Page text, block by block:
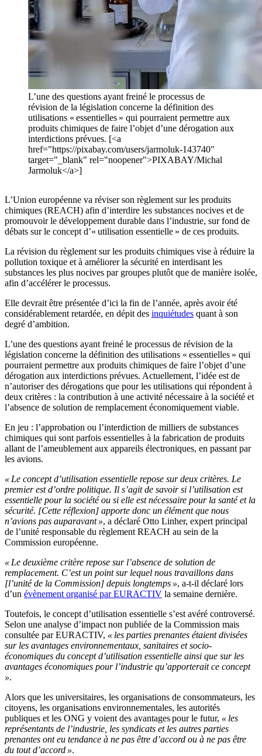
L’une des questions ayant freiné le processus de
révision de la législation concerne la définition des
utilisations « essentielles » qui pourraient permettre aux
produits chimiques de faire l’objet d’une dérogation aux
interdictions prévues. [<a
href="https://pixabay.com/users/jarmoluk-143740"
target="_blank" rel="noopener">PIXABAY/Michal
Jarmoluk</a>]
L’Union européenne va réviser son règlement sur les produits
chimiques (REACH) afin d’interdire les substances nocives et de
promouvoir le développement durable dans l’industrie, sur fond de
débats sur le concept d’« utilisation essentielle » de ces produits.
La révision du règlement sur les produits chimiques vise à réduire la
pollution toxique et à améliorer la sécurité en interdisant les
substances les plus nocives par groupes plutôt que de manière isolée,
afin d’accélérer le processus.
Elle devrait être présentée d’ici la fin de l’année, après avoir été
considérablement retardée, en dépit des inquiétudes quant à son
degré d’ambition.
L’une des questions ayant freiné le processus de révision de la
législation concerne la définition des utilisations « essentielles » qui
pourraient permettre aux produits chimiques de faire l’objet d’une
dérogation aux interdictions prévues. Actuellement, l’idée est de
n’autoriser des dérogations que pour les utilisations qui répondent à
deux critères : la contribution à une activité nécessaire à la société et
l’absence de solution de remplacement économiquement viable.
En jeu : l’approbation ou l’interdiction de milliers de substances
chimiques qui sont parfois essentielles à la fabrication de produits
allant de l’ameublement aux appareils électroniques, en passant par
les avions.
« Le concept d’utilisation essentielle repose sur deux critères. Le
premier est d’ordre politique. Il s’agit de savoir si l’utilisation est
essentielle pour la société ou si elle est nécessaire pour la santé et la
sécurité. [Cette réflexion] apporte donc un élément que nous
n’avions pas auparavant », a déclaré Otto Linher, expert principal
de l’unité responsable du règlement REACH au sein de la
Commission européenne.
« Le deuxième critère repose sur l’absence de solution de
remplacement. C’est un point sur lequel nous travaillons dans
[l’unité de la Commission] depuis longtemps », a-t-il déclaré lors
d’un évènement organisé par EURACTIV la semaine dernière.
Toutefois, le concept d’utilisation essentielle s’est avéré controversé.
Selon une analyse d’impact non publiée de la Commission mais
consultée par EURACTIV, « les parties prenantes étaient divisées
sur les avantages environnementaux, sanitaires et socio-
économiques du concept d’utilisation essentielle ainsi que sur les
avantages économiques pour l’industrie qu’apporterait ce concept
».
Alors que les universitaires, les organisations de consommateurs, les
citoyens, les organisations environnementales, les autorités
publiques et les ONG y voient des avantages pour le futur, « les
représentants de l’industrie, les syndicats et les autres parties
prenantes ont eu tendance à ne pas être d’accord ou à ne pas être
du tout d’accord ».